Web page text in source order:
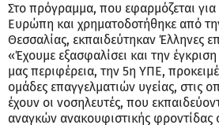
Στο πρόγραμμα, που εφαρμόζεται
Ευρώπη και χρηματοδοτήθηκε από
Θεσσαλίας, εκπαιδεύτηκαν Έλληνες
«Έχουμε εξασφαλίσει και την
μας περιφέρεια, την 5η ΥΠΕ,
ομάδες επαγγελματιών υγείας, στις
έχουν οι νοσηλευτές, που
αναγκών ανακουφιστικής φροντίδας